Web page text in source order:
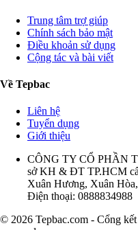
Trung tâm trợ giúp
Chính sách bảo mật
Điều khoản sử dụng
Cộng tác và bài viết
Về Tepbac
Liên hệ
Tuyển dụng
Giới thiệu
CÔNG TY CỔ PHẦN
sở KH & ĐT TP.HCM
Xuân Hương, Xuân
Điện thoại: 0888834988
© 2026 Tepbac.com - Cổng